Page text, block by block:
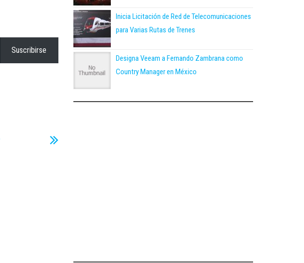
Suscribirse
Inicia Licitación de Red de Telecomunicaciones
para Varias Rutas de Trenes
Designa Veeam a Fernando Zambrana como
Country Manager en México